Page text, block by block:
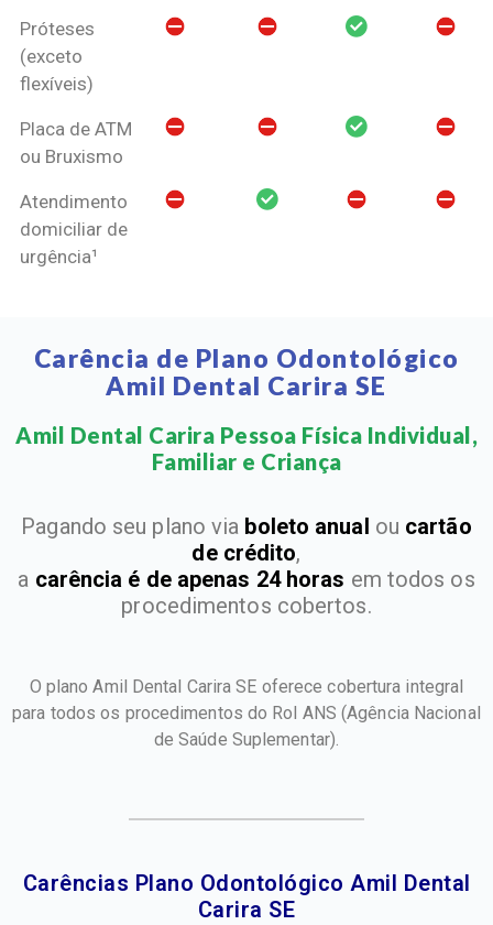
Próteses
(exceto
flexíveis)
Placa de ATM
ou Bruxismo
Atendimento
domiciliar de
urgência¹
Carência de Plano Odontológico
Amil Dental Carira SE
Amil Dental Carira Pessoa Física Individual,
Familiar e Criança​
Pagando seu plano via boleto anual ou cartão
de crédito,
a carência é de apenas 24 horas em todos os
procedimentos cobertos.
O plano Amil Dental Carira SE oferece cobertura integral
para todos os procedimentos do Rol ANS(Agência Nacional
de Saúde Suplementar).
Carências Plano Odontológico Amil Dental
Carira SE​